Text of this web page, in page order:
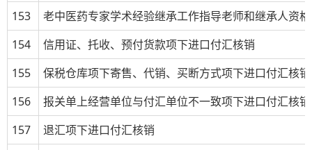
153
老中医药专家学术经验继承工作指导老师和继承人资
154
信用证、托收、预付货款项下进口付汇核销
155
保税仓库项下寄售、代销、买断方式项下进口付汇核销
156
报关单上经营单位与付汇单位不一致项下进口付汇核销
157
退汇项下进口付汇核销